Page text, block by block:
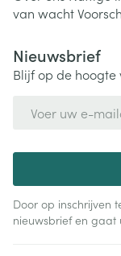
van wacht
Nieuwsbrief
Blijf op de
Door op inschrijven
nieuwsbrief en gaat